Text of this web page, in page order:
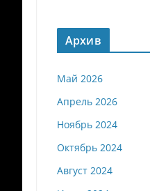
Архив
Май 2026
Апрель 2026
Ноябрь 2024
Октябрь 2024
Август 2024